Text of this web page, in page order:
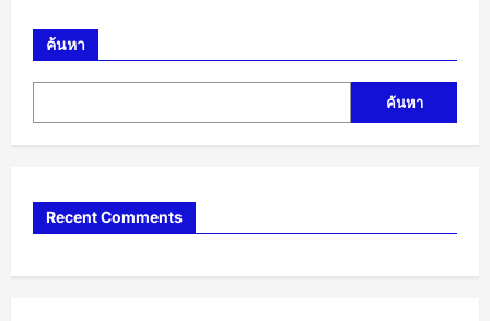
ค้นหา
ค้นหา
Recent Comments